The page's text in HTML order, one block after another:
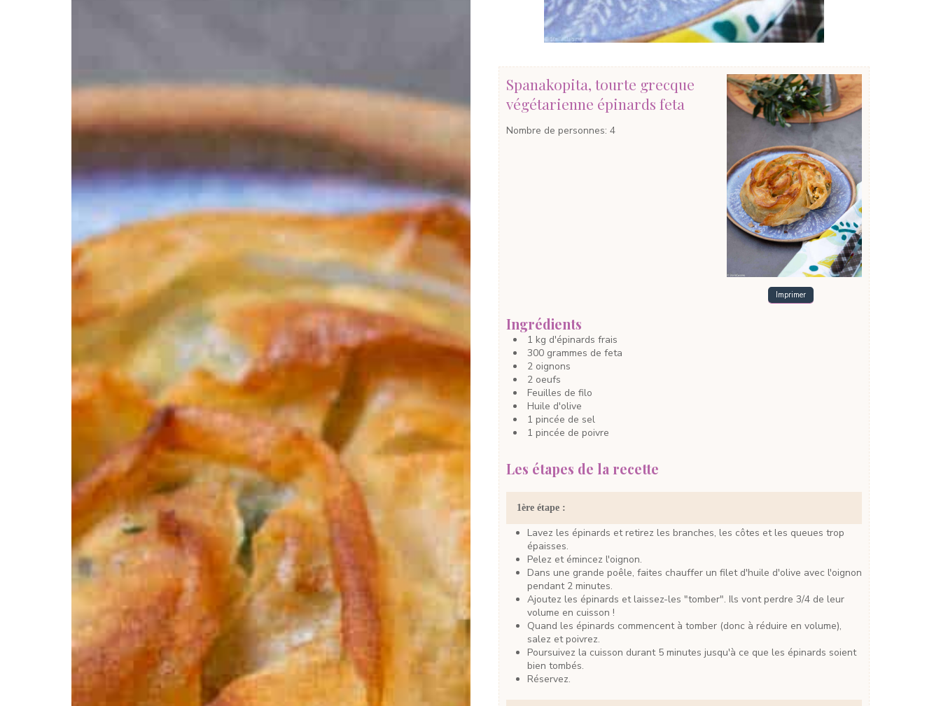
Imprimer
Spanakopita, tourte grecque
végétarienne épinards feta
Nombre de personnes: 4
Ingrédients
1 kg d'épinards frais
300 grammes de feta
2 oignons
2 oeufs
Feuilles de filo
Huile d'olive
1 pincée de sel
1 pincée de poivre
Les étapes de la recette
1ère étape :
Lavez les épinards et retirez les branches, les côtes et les queues trop
épaisses.
Pelez et émincez l'oignon.
Dans une grande poêle, faites chauffer un filet d'huile d'olive avec l'oignon
pendant 2 minutes.
Ajoutez les épinards et laissez-les "tomber". Ils vont perdre 3/4 de leur
volume en cuisson !
Quand les épinards commencent à tomber (donc à réduire en volume),
salez et poivrez.
Poursuivez la cuisson durant 5 minutes jusqu'à ce que les épinards soient
bien tombés.
Réservez.